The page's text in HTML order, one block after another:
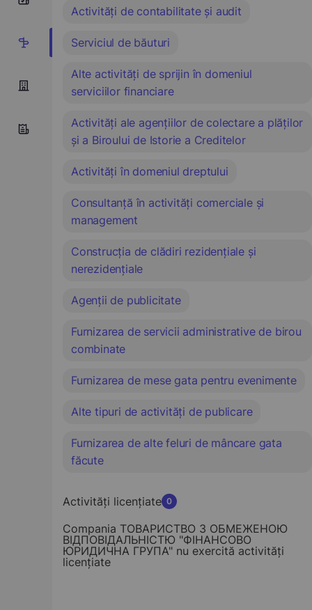
15
Activități de contabilitate și audit
Serviciul de băuturi
Alte activități de sprijin în domeniul
serviciilor financiare
Activități ale agențiilor de colectare a plăților
și a Biroului de Istorie a Creditelor
Activități în domeniul dreptului
Consultanță în activități comerciale și
management
Construcția de clădiri rezidențiale și
nerezidențiale
Agenții de publicitate
Furnizarea de servicii administrative de birou
combinate
Furnizarea de mese gata pentru evenimente
Alte tipuri de activități de publicare
Furnizarea de alte feluri de mâncare gata
făcute
Activități licențiate 0
Compania ТОВАРИСТВО З ОБМЕЖЕНОЮ
ВІДПОВІДАЛЬНІСТЮ "ФІНАНСОВО
ЮРИДИЧНА ГРУПА" nu exercită activități
licențiate